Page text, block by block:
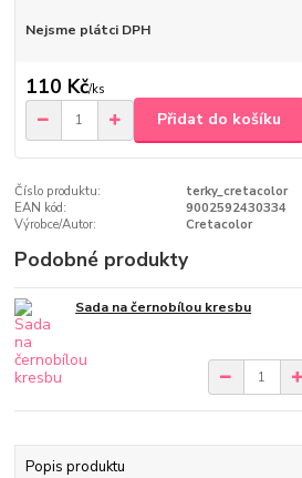
Nejsme plátci DPH
110 Kč/ks
Přidat do košíku
Číslo produktu:
terky_cretacolor
EAN kód:
9002592430334
Výrobce/Autor:
Cretacolor
Podobné produkty
Sada na černobílou kresbu
Popis produktu